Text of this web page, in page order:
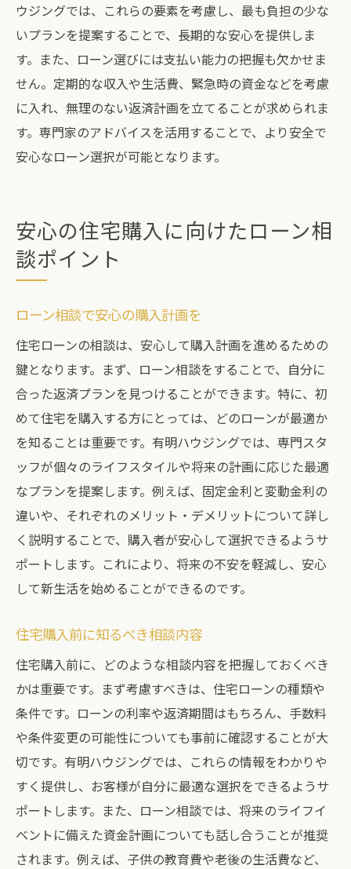
ウジングでは、これらの要素を考慮し、最も負担の少な
いプランを提案することで、長期的な安心を提供しま
す。また、ローン選びには支払い能力の把握も欠かせま
せん。定期的な収入や生活費、緊急時の資金などを考慮
に入れ、無理のない返済計画を立てることが求められま
す。専門家のアドバイスを活用することで、より安全で
安心なローン選択が可能となります。
安心の住宅購入に向けたローン相
談ポイント
ローン相談で安心の購入計画を
住宅ローンの相談は、安心して購入計画を進めるための
鍵となります。まず、ローン相談をすることで、自分に
合った返済プランを見つけることができます。特に、初
めて住宅を購入する方にとっては、どのローンが最適か
を知ることは重要です。有明ハウジングでは、専門スタ
ッフが個々のライフスタイルや将来の計画に応じた最適
なプランを提案します。例えば、固定金利と変動金利の
違いや、それぞれのメリット・デメリットについて詳し
く説明することで、購入者が安心して選択できるようサ
ポートします。これにより、将来の不安を軽減し、安心
して新生活を始めることができるのです。
住宅購入前に知るべき相談内容
住宅購入前に、どのような相談内容を把握しておくべき
かは重要です。まず考慮すべきは、住宅ローンの種類や
条件です。ローンの利率や返済期間はもちろん、手数料
や条件変更の可能性についても事前に確認することが大
切です。有明ハウジングでは、これらの情報をわかりや
すく提供し、お客様が自分に最適な選択をできるようサ
ポートします。また、ローン相談では、将来のライフイ
ベントに備えた資金計画についても話し合うことが推奨
されます。例えば、子供の教育費や老後の生活費など、